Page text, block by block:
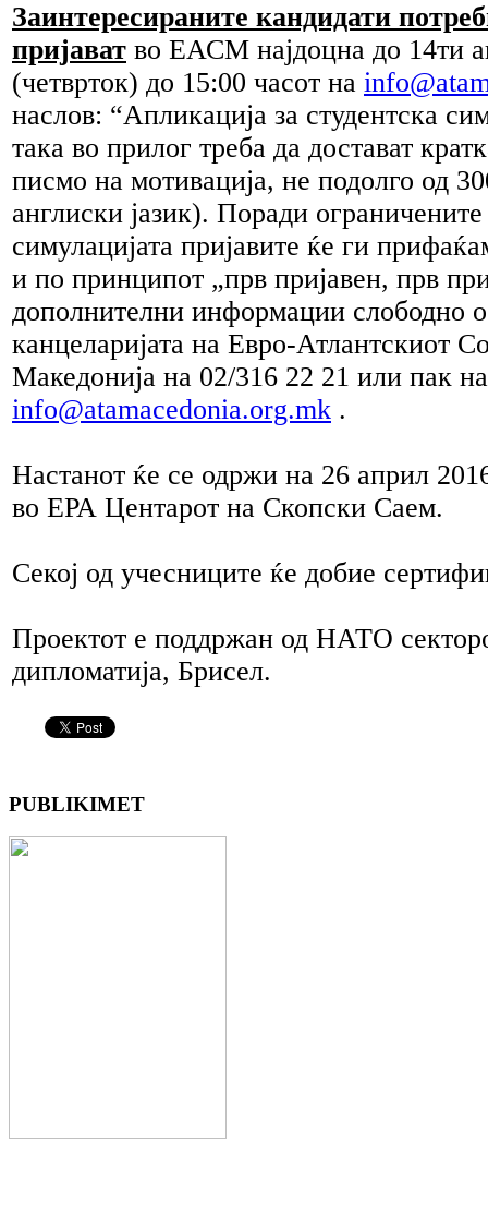
Заинтересираните кандидати
пријават во ЕАСМ најдоцна до 14ти
(четврток) до 15:00 часот на
наслов: “Апликација за студентска
така во прилог треба да достават
писмо на мотивација, не подолго од
англиски јазик). Поради
симулацијата пријавите ќе ги
и по принципот „прв пријавен, прв
дополнителни информации слободно
канцеларијата на Евро-Атлантскиот
Македонија на 02/316 22 21 или пак
info@atamacedonia.org.mk .
Настанот ќе се одржи на 26 април
во ЕРА Центарот на Скопски Саем.
Секој од учесниците ќе добие
Проектот е поддржан од НАТО
дипломатија, Брисел.
PUBLIKIMET